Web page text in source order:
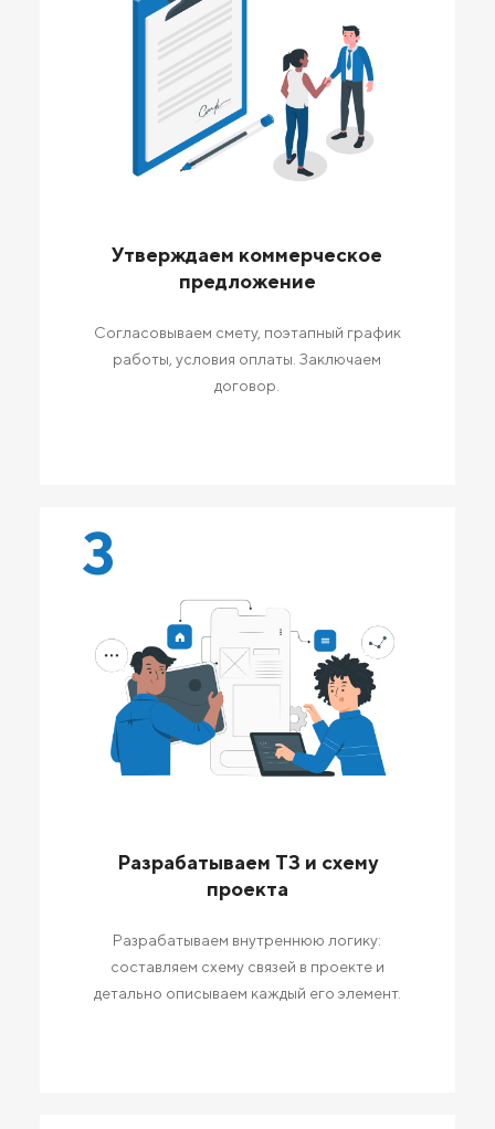
Утверждаем коммерческое
предложение
Согласовываем смету, поэтапный график
работы, условия оплаты. Заключаем
договор.
3
Разрабатываем ТЗ и схему
проекта
Разрабатываем внутреннюю логику:
составляем схему связей в проекте и
детально описываем каждый его элемент.